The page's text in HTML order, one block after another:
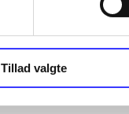
Tillad valgte